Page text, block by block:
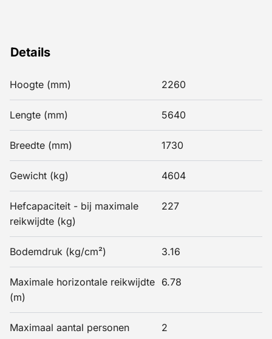
Details
Hoogte (mm) 2260
Lengte (mm) 5640
Breedte (mm) 1730
Gewicht (kg) 4604
Hefcapaciteit - bij maximale
reikwijdte (kg)
227
Bodemdruk (kg/cm²) 3.16
Maximale horizontale reikwijdte
(m)
6.78
Maximaal aantal personen 2